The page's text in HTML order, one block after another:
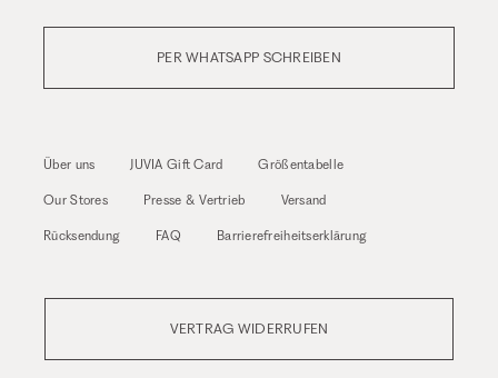
PER WHATSAPP SCHREIBEN
Über uns JUVIA Gift Card Größentabelle
Our Stores Presse & Vertrieb Versand
Rücksendung FAQ Barrierefreiheitserklärung
VERTRAG WIDERRUFEN